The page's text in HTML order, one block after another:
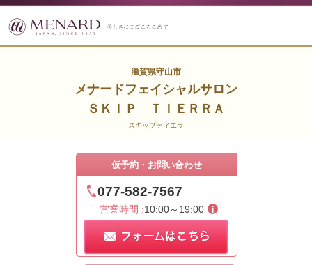
滋賀県守山市
メナードフェイシャルサロン
ＳＫＩＰ ＴＩＥＲＲＡ
スキップティエラ
仮予約・お問い合わせ
077-582-7567
営業時間 :10:00～19:00